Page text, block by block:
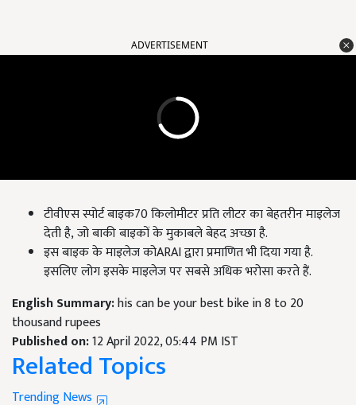
ADVERTISEMENT
टीवीएस स्पोर्ट बाइक70 किलोमीटर प्रति लीटर का बेहतरीन माइलेज
देती है, जो बाकी बाइकों के मुकाबले बेहद अच्छा है.
इस बाइक के माइलेज कोARAI द्वारा प्रमाणित भी दिया गया है.
इसलिए लोग इसके माइलेज पर सबसे अधिक भरोसा करते हैं.
English Summary:his can be your best bike in 8 to 20
thousand rupees
Published on:12 April 2022, 05:44 PM IST
Related Topics
Trending News